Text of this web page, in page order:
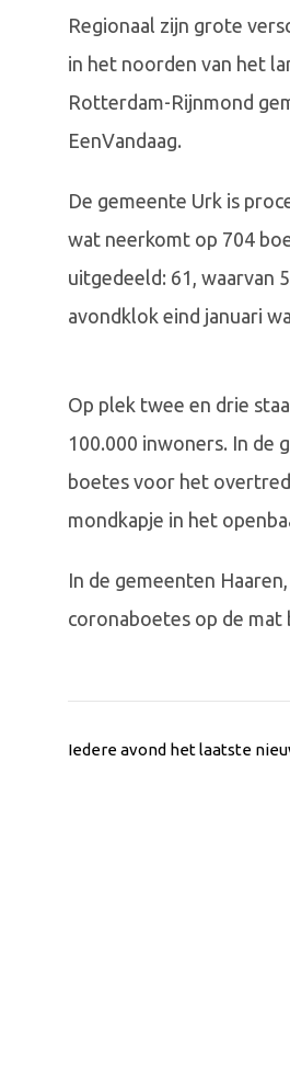
Regionaal zijn grote
in het noorden van het
Rotterdam-Rijnmond
EenVandaag.
De gemeente Urk is
wat neerkomt op 704
uitgedeeld: 61, waarvan
avondklok eind januari
Op plek twee en drie
100.000 inwoners. In de
boetes voor het
mondkapje in het
In de gemeenten
coronaboetes op de mat
Iedere avond het laatste